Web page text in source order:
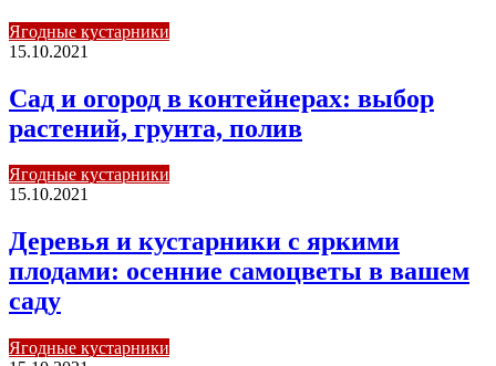
Ягодные кустарники
15.10.2021
Сад и огород в контейнерах: выбор
растений, грунта, полив
Ягодные кустарники
15.10.2021
Деревья и кустарники с яркими
плодами: осенние самоцветы в вашем
саду
Ягодные кустарники